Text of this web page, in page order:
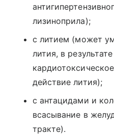
лизиноприла);
с литием (может
лития, в
действие лития);
с антацидами и
всасывание в
тракте).